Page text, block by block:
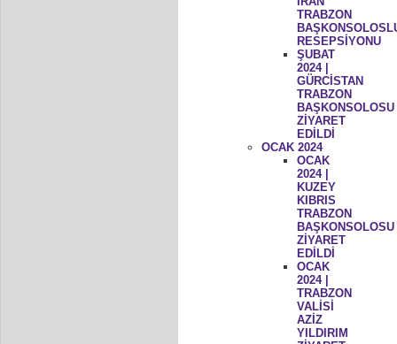
TRABZON
RESEPSİYONU
ŞUBAT
2024 |
GÜRCİSTAN
TRABZON
BAŞKONSOLOSU
ZİYARET
EDİLDİ
OCAK 2024
OCAK
2024 |
KUZEY
KIBRIS
TRABZON
BAŞKONSOLOSU
ZİYARET
EDİLDİ
OCAK
2024 |
TRABZON
VALİSİ
AZİZ
YILDIRIM